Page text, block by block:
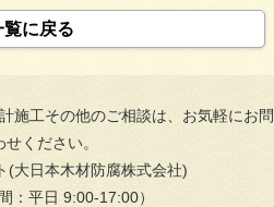
覧に戻る
施工その他のご相談は、お気軽にお問
せください。
(大日本木材防腐株式会社)
：平日 9:00-17:00）